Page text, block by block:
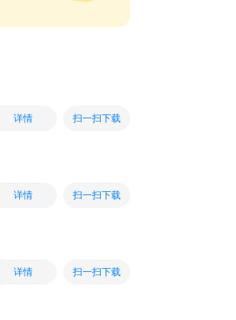
详情 扫一扫下载
详情 扫一扫下载
详情 扫一扫下载